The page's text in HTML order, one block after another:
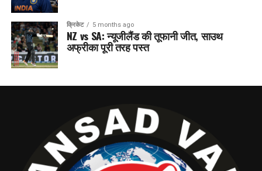
क्रिकेट 5 months ago
NZ vs SA: न्यूजीलैंड की तूफानी जीत, साउथ
अफ्रीका पूरी तरह पस्त